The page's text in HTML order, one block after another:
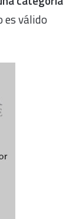
es válido